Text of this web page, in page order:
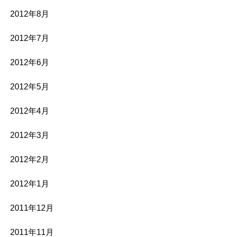
2012年8月
2012年7月
2012年6月
2012年5月
2012年4月
2012年3月
2012年2月
2012年1月
2011年12月
2011年11月